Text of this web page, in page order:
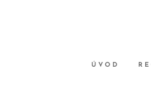
ÚVOD